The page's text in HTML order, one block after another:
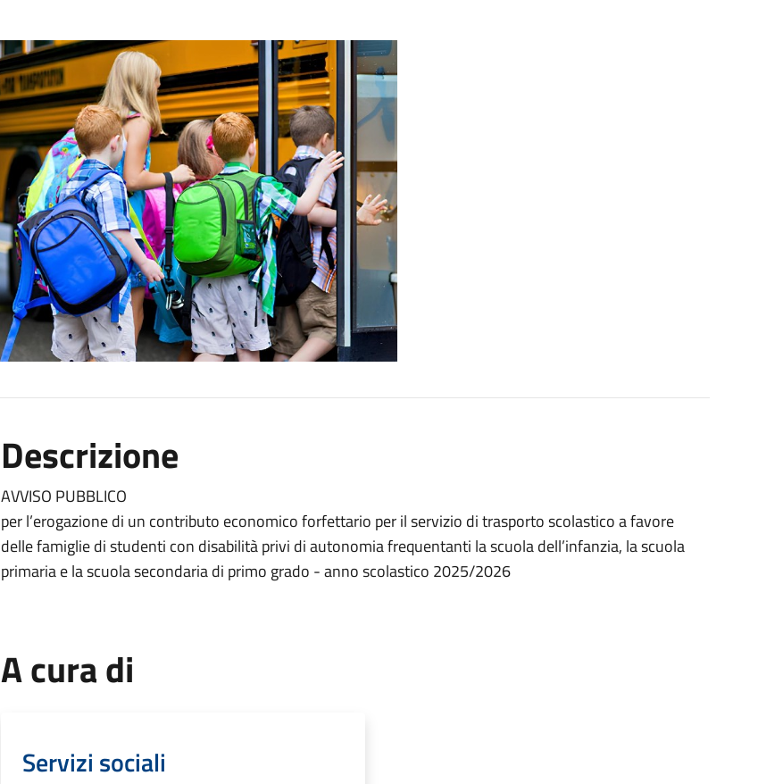
Descrizione
AVVISO PUBBLICO
per l’erogazione di un contributo economico forfettario per il servizio di trasporto scolastico a favore
delle famiglie di studenti con disabilità privi di autonomia frequentanti la scuola dell’infanzia, la scuola
primaria e la scuola secondaria di primo grado - anno scolastico 2025/2026
A cura di
Servizi sociali